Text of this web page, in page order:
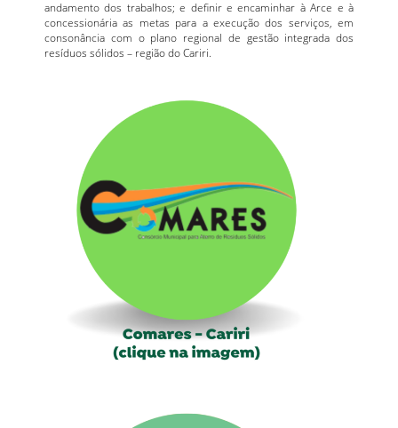
andamento dos trabalhos; e definir e encaminhar à Arce e à
concessionária as metas para a execução dos serviços, em
consonância com o plano regional de gestão integrada dos
resíduos sólidos – região do Cariri.